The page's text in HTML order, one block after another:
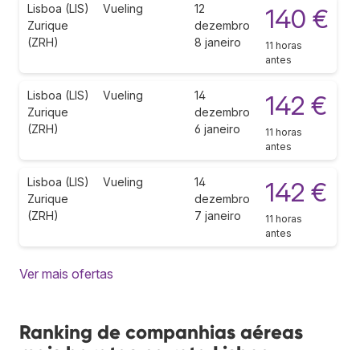
Lisboa (LIS)
Zurique
(ZRH)
Vueling
12
dezembro
8 janeiro
140 €
11 horas
antes
Lisboa (LIS)
Zurique
(ZRH)
Vueling
14
dezembro
6 janeiro
142 €
11 horas
antes
Lisboa (LIS)
Zurique
(ZRH)
Vueling
14
dezembro
7 janeiro
142 €
11 horas
antes
Ver mais ofertas
Ranking de companhias aéreas